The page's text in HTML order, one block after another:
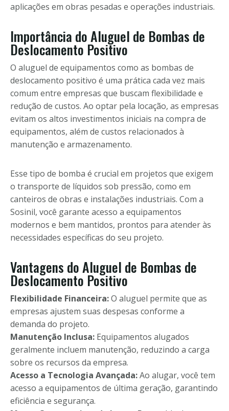
aplicações em obras pesadas e operações industriais.
Importância do Aluguel de Bombas de
Deslocamento Positivo
O aluguel de equipamentos como as bombas de
deslocamento positivo é uma prática cada vez mais
comum entre empresas que buscam flexibilidade e
redução de custos. Ao optar pela locação, as empresas
evitam os altos investimentos iniciais na compra de
equipamentos, além de custos relacionados à
manutenção e armazenamento.
Esse tipo de bomba é crucial em projetos que exigem
o transporte de líquidos sob pressão, como em
canteiros de obras e instalações industriais. Com a
Sosinil, você garante acesso a equipamentos
modernos e bem mantidos, prontos para atender às
necessidades específicas do seu projeto.
Vantagens do Aluguel de Bombas de
Deslocamento Positivo
Flexibilidade Financeira:O aluguel permite que as
empresas ajustem suas despesas conforme a
demanda do projeto.
Manutenção Inclusa: Equipamentos alugados
geralmente incluem manutenção, reduzindo a carga
sobre os recursos da empresa.
Acesso a Tecnologia Avançada:Ao alugar, você tem
acesso a equipamentos de última geração, garantindo
eficiência e segurança.